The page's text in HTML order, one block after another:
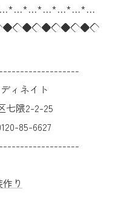
ィネイト
七隈2-2-25
85-6627
り